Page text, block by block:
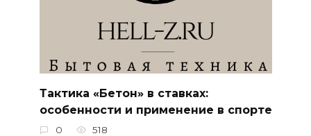
Тактика «Бетон» в ставках:
особенности и применение в спорте
0 518